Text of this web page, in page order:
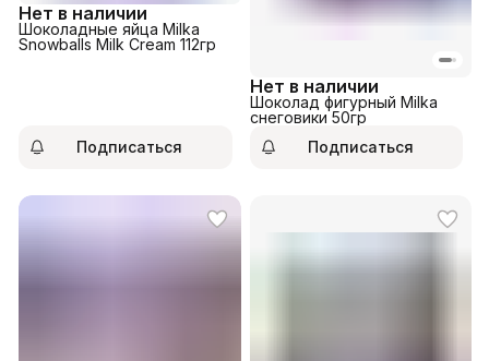
Нет в наличии
Шоколадные яйца Milka
Snowballs Milk Cream 112гр
Подписаться
Нет в наличии
Шоколад фигурный Milka
снеговики 50гр
Подписаться